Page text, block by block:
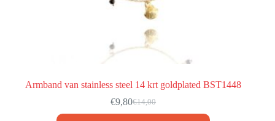
Armband van stainless steel 14 krt goldplated BST1448
€14,00
€9,80